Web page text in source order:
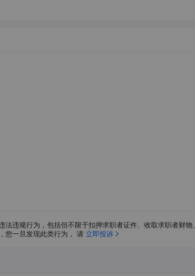
法违规行为，包括但不限于扣押求职者证件、收取求职者财物
您一旦发现此类行为， 请 立即投诉